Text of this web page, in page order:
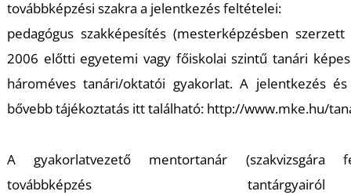
továbbképzési szakra a jelentkezés feltételei:
pedagógus szakképesítés (mesterképzésben
2006 előtti egyetemi vagy főiskolai szintű tanári
hároméves tanári/oktatói gyakorlat. A jelentkezés
bővebb tájékoztatás itt található: http://www.mke.hu/
A gyakorlatvezető mentortanár (szakvizsgára
továbbképzés